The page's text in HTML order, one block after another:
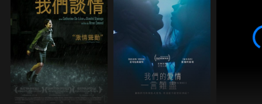
動，J和Y只好分手。J整理好一切，準備回到在巴黎
的妻子身邊時，Y卻只帶著十字鎬柄來找Ｊ……